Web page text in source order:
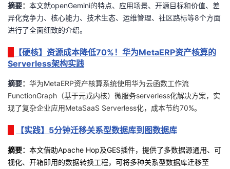
客
论
坛
的
圈
我
的
播
我
活
动
的
关
注
我
的
开
发
我
的
Programs
我
的
摘要： 本文就openGemini的特点、应用场景、开源目标和价值、差
异化竞争力、核心能力、技术生态、运维管理、社区路标等8个方面
进行了全面细致的介绍。
【硬核】资源成本降低70%！华为MetaERP资产核算的
Serverless架构实践
摘要： 华为MetaERP资产核算系统使用华为云函数工作流
FunctionGraph（基于元戎内核）微服务serverless化解决方案，实
现了复杂企业应用MetaSaaS Serverless化，成本节约70%。
【实践】5分钟迁移关系型数据库到图数据库
摘要： 本文借助Apache Hop及GES插件，提供了多数据源通用、可
视化、开箱即用的数据转换工程，可将多种关系型数据库迁移至